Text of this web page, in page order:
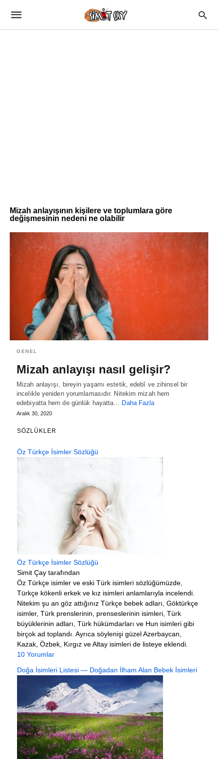
Mizah anlayışının kişilere ve toplumlara göre
değişmesinin nedeni ne olabilir
GENEL
Mizah anlayışı nasıl gelişir?
Mizah anlayışı, bireyin yaşamı estetik, edebî ve zihinsel bir
incelikle yeniden yorumlamasıdır. Nitekim mizah hem
edebiyatta hem de günlük hayatta… Daha Fazla
Aralık 30, 2020
SÖZLÜKLER
Öz Türkçe İsimler Sözlüğü
Öz Türkçe İsimler Sözlüğü
Simit Çay tarafından
Öz Türkçe isimler ve eski Türk isimleri sözlüğümüzde,
Türkçe kökenli erkek ve kız isimleri anlamlarıyla incelendi.
Nitekim şu an göz attığınız Türkçe bebek adları, Göktürkçe
isimler, Türk prenslerinin, prenseslerinin isimleri, Türk
büyüklerinin adları, Türk hükümdarları ve Hun isimleri gibi
birçok ad toplandı. Ayrıca söylenişi güzel Azerbaycan,
Kazak, Özbek, Kırgız ve Altay isimleri de listeye eklendi.
10 Yorumlar
Doğa İsimleri Listesi — Doğadan İlham Alan Bebek İsimleri